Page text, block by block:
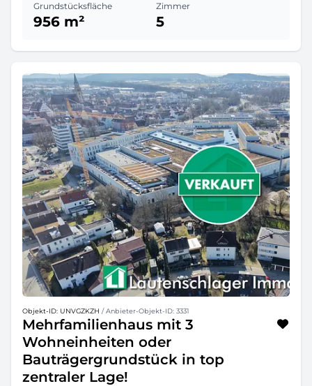
Grundstücksfläche
956 m²
Zimmer
5
Objekt-ID: UNVGZKZH / Anbieter-Objekt-ID: 3331
Mehrfamilienhaus mit 3
Wohneinheiten oder
Bauträgergrundstück in top
zentraler Lage!